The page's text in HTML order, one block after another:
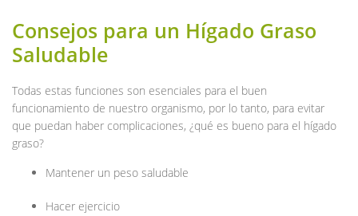
Consejos para un Hígado Graso
Saludable
Todas estas funciones son esenciales para el buen
funcionamiento de nuestro organismo, por lo tanto, para evitar
que puedan haber complicaciones, ¿qué es bueno para el hígado
graso?
Mantener un peso saludable
Hacer ejercicio